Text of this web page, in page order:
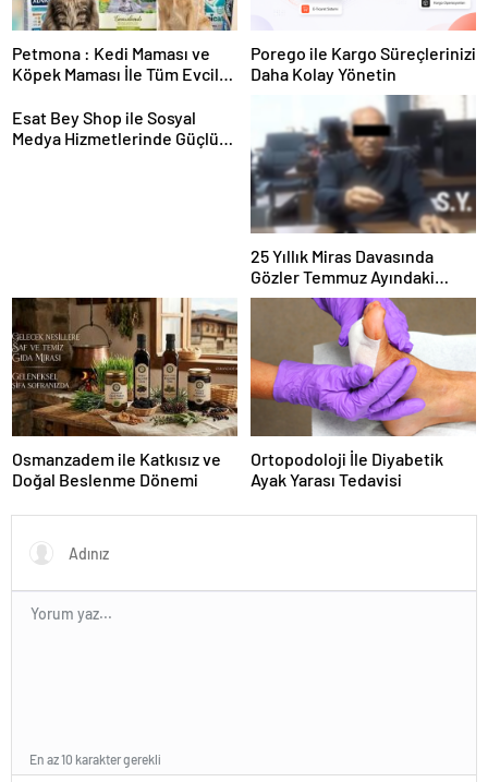
Petmona : Kedi Maması ve
Köpek Maması İle Tüm Evcil
Porego ile Kargo Süreçlerinizi
Daha Kolay Yönetin
Esat Bey Shop ile Sosyal
Medya Hizmetlerinde Güçlü
25 Yıllık Miras Davasında
Gözler Temmuz Ayındaki
Karar Duruşmasına Çevrildi
Osmanzadem ile Katkısız ve
Doğal Beslenme Dönemi
Ortopodoloji İle Diyabetik
Ayak Yarası Tedavisi
En az 10 karakter gerekli